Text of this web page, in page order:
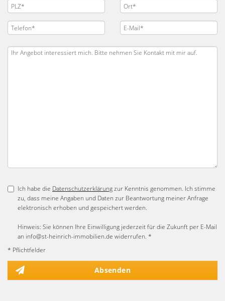
Ich habe die Datenschutzerklärungzur Kenntnis genommen. Ich stimme
zu, dass meine Angaben und Daten zur Beantwortung meiner Anfrage
elektronisch erhoben und gespeichert werden.
Hinweis: Sie können Ihre Einwilligung jederzeit für die Zukunft per E-Mail
an info@st-heinrich-immobilien.de widerrufen. *
* Pflichtfelder
Absenden